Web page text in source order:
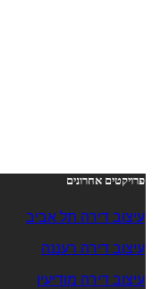
פרויקטים אחרונים
עיצוב דירה תל אביב
עיצוב דירה רעננה
עיצוב דירה מודיעין